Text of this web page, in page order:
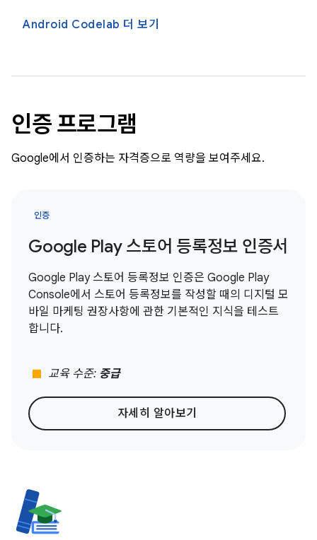
Android Codelab 더 보기
인증 프로그램
Google에서 인증하는 자격증으로 역량을 보여주세요.
인증
Google Play 스토어 등록정보 인증서
Google Play 스토어 등록정보 인증은 Google Play
Console에서 스토어 등록정보를 작성할 때의 디지털 모
바일 마케팅 권장사항에 관한 기본적인 지식을 테스트
합니다.
stop 교육 수준: 중급
자세히 알아보기